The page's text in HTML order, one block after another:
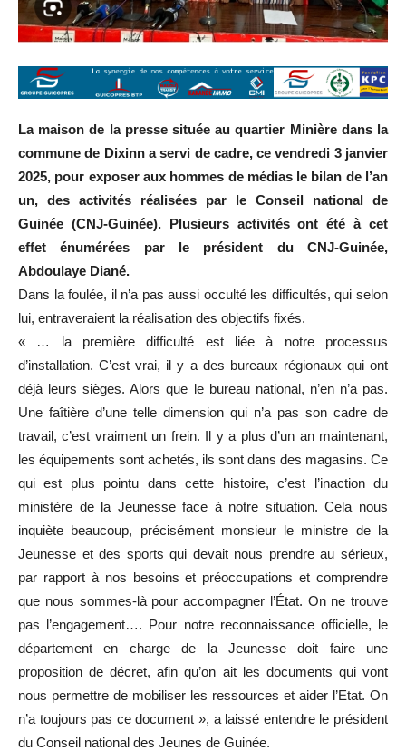
La maison de la presse située au quartier Minière dans la
commune de Dixinn a servi de cadre, ce vendredi 3 janvier
2025, pour exposer aux hommes de médias le bilan de l’an
un, des activités réalisées par le Conseil national de
Guinée (CNJ-Guinée). Plusieurs activités ont été à cet
effet énumérées par le président du CNJ-Guinée,
Abdoulaye Diané.
Dans la foulée, il n’a pas aussi occulté les difficultés, qui selon
lui, entraveraient la réalisation des objectifs fixés.
« … la première difficulté est liée à notre processus
d’installation. C’est vrai, il y a des bureaux régionaux qui ont
déjà leurs sièges. Alors que le bureau national, n’en n’a pas.
Une faîtière d’une telle dimension qui n’a pas son cadre de
travail, c’est vraiment un frein. Il y a plus d’un an maintenant,
les équipements sont achetés, ils sont dans des magasins. Ce
qui est plus pointu dans cette histoire, c’est l’inaction du
ministère de la Jeunesse face à notre situation. Cela nous
inquiète beaucoup, précisément monsieur le ministre de la
Jeunesse et des sports qui devait nous prendre au sérieux,
par rapport à nos besoins et préoccupations et comprendre
que nous sommes-là pour accompagner l’État. On ne trouve
pas l’engagement…. Pour notre reconnaissance officielle, le
département en charge de la Jeunesse doit faire une
proposition de décret, afin qu’on ait les documents qui vont
nous permettre de mobiliser les ressources et aider l’Etat. On
n’a toujours pas ce document », a laissé entendre le président
du Conseil national des Jeunes de Guinée.